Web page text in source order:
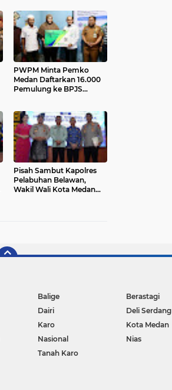
PWPM Minta Pemko
Medan Daftarkan 16.000
Pemulung ke BPJS
Pisah Sambut Kapolres
Pelabuhan Belawan,
Wakil Wali Kota Medan
Balige
Berastagi
Dairi
Deli Serdang
Karo
Kota Medan
Nasional
Nias
Tanah Karo